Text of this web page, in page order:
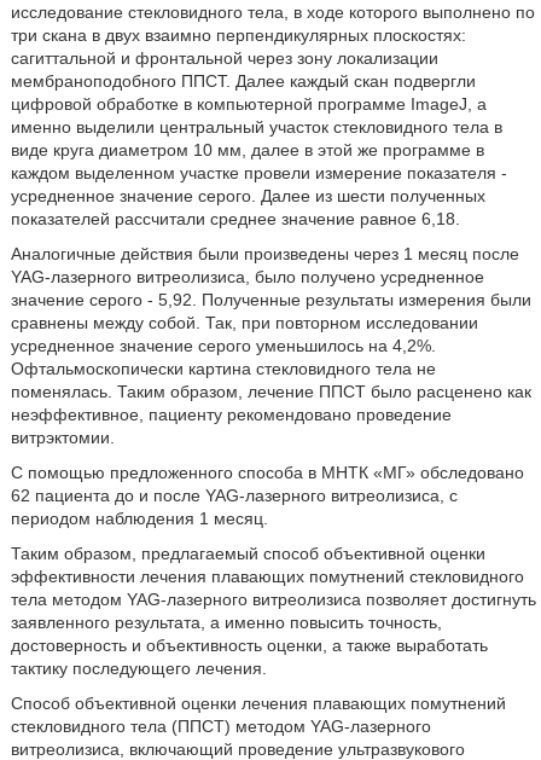
исследование стекловидного тела, в ходе которого выполнено по
три скана в двух взаимно перпендикулярных плоскостях:
сагиттальной и фронтальной через зону локализации
мембраноподобного ППСТ. Далее каждый скан подвергли
цифровой обработке в компьютерной программе ImageJ, а
именно выделили центральный участок стекловидного тела в
виде круга диаметром 10 мм, далее в этой же программе в
каждом выделенном участке провели измерение показателя -
усредненное значение серого. Далее из шести полученных
показателей рассчитали среднее значение равное 6,18.
Аналогичные действия были произведены через 1 месяц после
YAG-лазерного витреолизиса, было получено усредненное
значение серого - 5,92. Полученные результаты измерения были
сравнены между собой. Так, при повторном исследовании
усредненное значение серого уменьшилось на 4,2%.
Офтальмоскопически картина стекловидного тела не
поменялась. Таким образом, лечение ППСТ было расценено как
неэффективное, пациенту рекомендовано проведение
витрэктомии.
С помощью предложенного способа в МНТК «МГ» обследовано
62 пациента до и после YAG-лазерного витреолизиса, с
периодом наблюдения 1 месяц.
Таким образом, предлагаемый способ объективной оценки
эффективности лечения плавающих помутнений стекловидного
тела методом YAG-лазерного витреолизиса позволяет достигнуть
заявленного результата, а именно повысить точность,
достоверность и объективность оценки, а также выработать
тактику последующего лечения.
Способ объективной оценки лечения плавающих помутнений
стекловидного тела (ППСТ) методом YAG-лазерного
витреолизиса, включающий проведение ультразвукового